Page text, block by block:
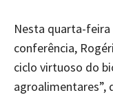
Nesta quarta-
conferência,
ciclo virtuoso do